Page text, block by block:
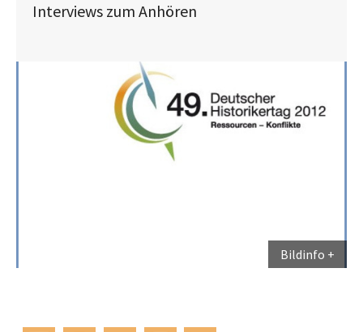
Interviews zum Anhören
Bildinfo